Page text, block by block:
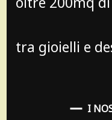
tra gioielli e
I